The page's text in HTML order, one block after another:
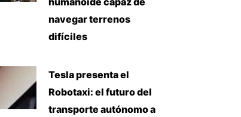
navegar terrenos
difíciles
Tesla presenta el
Robotaxi: el futuro del
transporte autónomo a